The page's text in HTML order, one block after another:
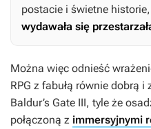
postacie i świetne
wydawała się
Można więc odnieść
RPG z fabułą równie dobrą
Baldur’s Gate III, tyle że
połączoną z immersyjnymi